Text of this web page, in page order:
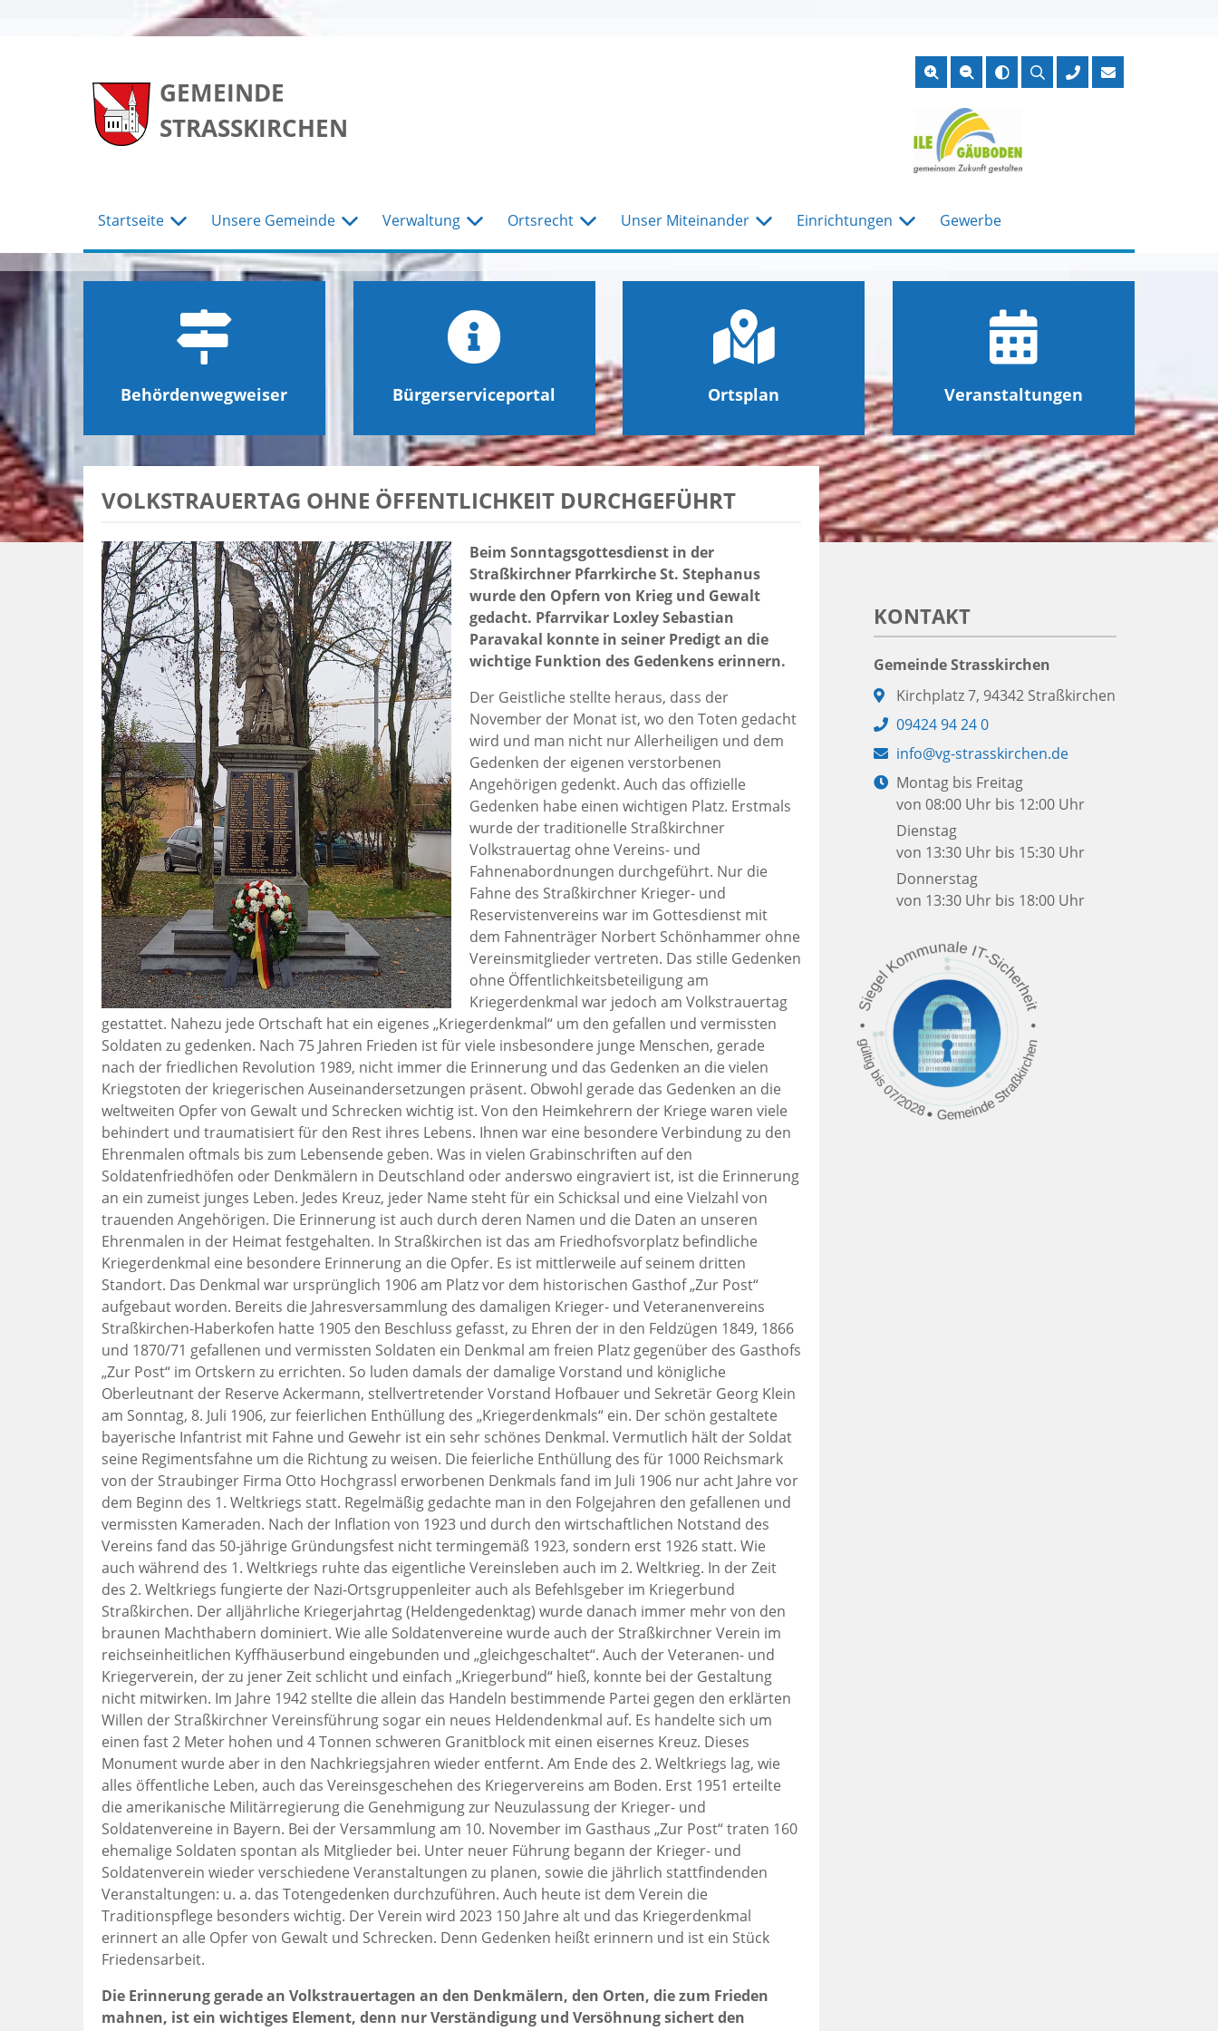
GEMEINDE
STRASSKIRCHEN
Suche
Startseite Unsere Gemeinde Verwaltung Ortsrecht Unser Miteinander Einrichtungen Gewerbe
Behördenwegweiser Bürgerserviceportal Ortsplan Veranstaltungen
VOLKSTRAUERTAG OHNE ÖFFENTLICHKEIT DURCHGEFÜHRT
Beim Sonntagsgottesdienst in der
Straßkirchner Pfarrkirche St. Stephanus
wurde den Opfern von Krieg und Gewalt
gedacht. Pfarrvikar Loxley Sebastian
Paravakal konnte in seiner Predigt an die
wichtige Funktion des Gedenkens erinnern.
Der Geistliche stellte heraus, dass der
November der Monat ist, wo den Toten gedacht
wird und man nicht nur Allerheiligen und dem
Gedenken der eigenen verstorbenen
Angehörigen gedenkt. Auch das offizielle
Gedenken habe einen wichtigen Platz. Erstmals
wurde der traditionelle Straßkirchner
Volkstrauertag ohne Vereins- und
Fahnenabordnungen durchgeführt. Nur die
Fahne des Straßkirchner Krieger- und
Reservistenvereins war im Gottesdienst mit
dem Fahnenträger Norbert Schönhammer ohne
Vereinsmitglieder vertreten. Das stille Gedenken
ohne Öffentlichkeitsbeteiligung am
Kriegerdenkmal war jedoch am Volkstrauertag
gestattet. Nahezu jede Ortschaft hat ein eigenes „Kriegerdenkmal“ um den gefallen und vermissten
Soldaten zu gedenken. Nach 75 Jahren Frieden ist für viele insbesondere junge Menschen, gerade
nach der friedlichen Revolution 1989, nicht immer die Erinnerung und das Gedenken an die vielen
Kriegstoten der kriegerischen Auseinandersetzungen präsent. Obwohl gerade das Gedenken an die
weltweiten Opfer von Gewalt und Schrecken wichtig ist. Von den Heimkehrern der Kriege waren viele
behindert und traumatisiert für den Rest ihres Lebens. Ihnen war eine besondere Verbindung zu den
Ehrenmalen oftmals bis zum Lebensende geben. Was in vielen Grabinschriften auf den
Soldatenfriedhöfen oder Denkmälern in Deutschland oder anderswo eingraviert ist, ist die Erinnerung
an ein zumeist junges Leben. Jedes Kreuz, jeder Name steht für ein Schicksal und eine Vielzahl von
trauenden Angehörigen. Die Erinnerung ist auch durch deren Namen und die Daten an unseren
Ehrenmalen in der Heimat festgehalten. In Straßkirchen ist das am Friedhofsvorplatz befindliche
Kriegerdenkmal eine besondere Erinnerung an die Opfer. Es ist mittlerweile auf seinem dritten
Standort. Das Denkmal war ursprünglich 1906 am Platz vor dem historischen Gasthof „Zur Post“
aufgebaut worden. Bereits die Jahresversammlung des damaligen Krieger- und Veteranenvereins
Straßkirchen-Haberkofen hatte 1905 den Beschluss gefasst, zu Ehren der in den Feldzügen 1849, 1866
und 1870/71 gefallenen und vermissten Soldaten ein Denkmal am freien Platz gegenüber des Gasthofs
„Zur Post“ im Ortskern zu errichten. So luden damals der damalige Vorstand und königliche
Oberleutnant der Reserve Ackermann, stellvertretender Vorstand Hofbauer und Sekretär Georg Klein
am Sonntag, 8. Juli 1906, zur feierlichen Enthüllung des „Kriegerdenkmals“ ein. Der schön gestaltete
bayerische Infantrist mit Fahne und Gewehr ist ein sehr schönes Denkmal. Vermutlich hält der Soldat
seine Regimentsfahne um die Richtung zu weisen. Die feierliche Enthüllung des für 1000 Reichsmark
von der Straubinger Firma Otto Hochgrassl erworbenen Denkmals fand im Juli 1906 nur acht Jahre vor
dem Beginn des 1. Weltkriegs statt. Regelmäßig gedachte man in den Folgejahren den gefallenen und
vermissten Kameraden. Nach der Inflation von 1923 und durch den wirtschaftlichen Notstand des
Vereins fand das 50-jährige Gründungsfest nicht termingemäß 1923, sondern erst 1926 statt. Wie
auch während des 1. Weltkriegs ruhte das eigentliche Vereinsleben auch im 2. Weltkrieg. In der Zeit
des 2. Weltkriegs fungierte der Nazi-Ortsgruppenleiter auch als Befehlsgeber im Kriegerbund
Straßkirchen. Der alljährliche Kriegerjahrtag (Heldengedenktag) wurde danach immer mehr von den
braunen Machthabern dominiert. Wie alle Soldatenvereine wurde auch der Straßkirchner Verein im
reichseinheitlichen Kyffhäuserbund eingebunden und „gleichgeschaltet“. Auch der Veteranen- und
Kriegerverein, der zu jener Zeit schlicht und einfach „Kriegerbund“ hieß, konnte bei der Gestaltung
nicht mitwirken. Im Jahre 1942 stellte die allein das Handeln bestimmende Partei gegen den erklärten
Willen der Straßkirchner Vereinsführung sogar ein neues Heldendenkmal auf. Es handelte sich um
einen fast 2 Meter hohen und 4 Tonnen schweren Granitblock mit einen eisernes Kreuz. Dieses
Monument wurde aber in den Nachkriegsjahren wieder entfernt. Am Ende des 2. Weltkriegs lag, wie
alles öffentliche Leben, auch das Vereinsgeschehen des Kriegervereins am Boden. Erst 1951 erteilte
die amerikanische Militärregierung die Genehmigung zur Neuzulassung der Krieger- und
Soldatenvereine in Bayern. Bei der Versammlung am 10. November im Gasthaus „Zur Post“ traten 160
ehemalige Soldaten spontan als Mitglieder bei. Unter neuer Führung begann der Krieger- und
Soldatenverein wieder verschiedene Veranstaltungen zu planen, sowie die jährlich stattfindenden
Veranstaltungen: u. a. das Totengedenken durchzuführen. Auch heute ist dem Verein die
Traditionspflege besonders wichtig. Der Verein wird 2023 150 Jahre alt und das Kriegerdenkmal
erinnert an alle Opfer von Gewalt und Schrecken. Denn Gedenken heißt erinnern und ist ein Stück
Friedensarbeit.
Die Erinnerung gerade an Volkstrauertagen an den Denkmälern, den Orten, die zum Frieden
mahnen, ist ein wichtiges Element, denn nur Verständigung und Versöhnung sichert den
KONTAKT
Gemeinde Strasskirchen
Adresse:
Kirchplatz 7, 94342 Straßkirchen
Telefon:
09424 94 24 0
E-
Mail:
info@vg-strasskirchen.de
Öffnungszeiten:
Montag bis Freitag
von 08:00 Uhr bis 12:00 Uhr
Dienstag
von 13:30 Uhr bis 15:30 Uhr
Donnerstag
von 13:30 Uhr bis 18:00 Uhr